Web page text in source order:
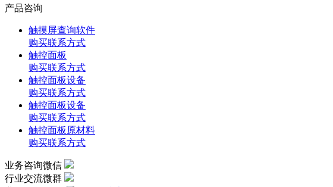
产品咨询
触摸屏查询软件
购买联系方式
触控面板
购买联系方式
触控面板设备
购买联系方式
触控面板设备
购买联系方式
触控面板原材料
购买联系方式
业务咨询微信
行业交流微群